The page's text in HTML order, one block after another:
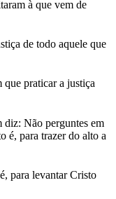
à que vem de
de todo aquele que
que praticar a justiça
diz: Não perguntes em
é, para trazer do alto a
para levantar Cristo